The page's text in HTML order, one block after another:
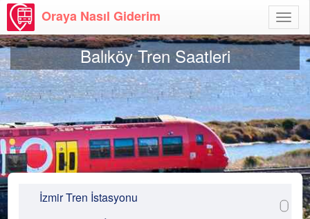
Aç
Oraya Nasıl Giderim
Balıköy Tren Saatleri